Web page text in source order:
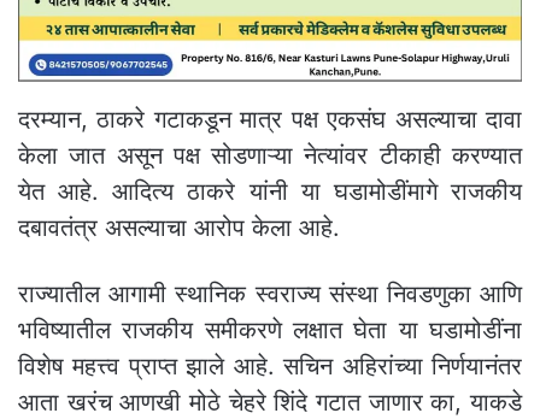
दरम्यान, ठाकरे गटाकडून मात्र पक्ष एकसंघ असल्याचा दावा
केला जात असून पक्ष सोडणाऱ्या नेत्यांवर टीकाही करण्यात
येत आहे. आदित्य ठाकरे यांनी या घडामोडींमागे राजकीय
दबावतंत्र असल्याचा आरोप केला आहे.
राज्यातील आगामी स्थानिक स्वराज्य संस्था निवडणुका आणि
भविष्यातील राजकीय समीकरणे लक्षात घेता या घडामोडींना
विशेष महत्त्व प्राप्त झाले आहे. सचिन अहिरांच्या निर्णयानंतर
आता खरंच आणखी मोठे चेहरे शिंदे गटात जाणार का, याकडे